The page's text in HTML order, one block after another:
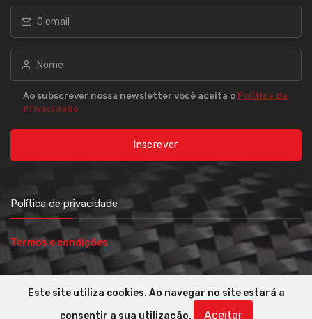
Ao subscrever nossa newsletter você aceita o Política de
Privacidade
Inscrever
Política de privacidade
Termos e condições
© All rights reserved. FBRD UNIPESSOAL LDA Estrada Principal 1141
2665-410 STº Estevão Das Galés Montemuro Lisboa - Portugal.
Este site utiliza cookies. Ao navegar no site estará a
consentir a sua utilização.
Aceitar